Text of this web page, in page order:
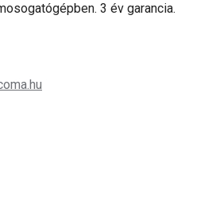
3 év garancia.